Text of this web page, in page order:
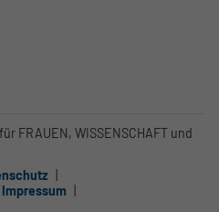
FRAUEN, WISSENSCHAFT und
Impressum